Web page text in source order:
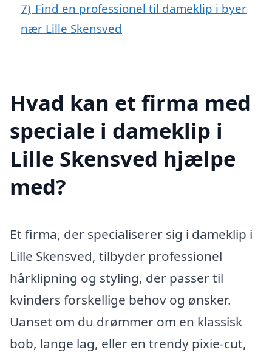
7) Find en professionel til dameklip i byer
nær Lille Skensved
Hvad kan et firma med
speciale i dameklip i
Lille Skensved hjælpe
med?
Et firma, der specialiserer sig i dameklip i
Lille Skensved, tilbyder professionel
hårklipning og styling, der passer til
kvinders forskellige behov og ønsker.
Uanset om du drømmer om en klassisk
bob, lange lag, eller en trendy pixie-cut,